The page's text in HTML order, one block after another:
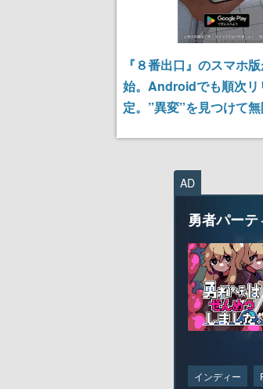
『８番出口』のスマホ
始。Androidでも順次リ
定。”異変”を見つけて
はかるウォーキングシ
AD
勇者パーテ
インディー